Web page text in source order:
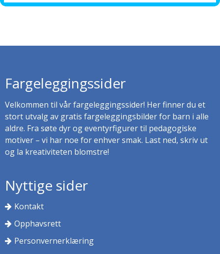
Fargeleggingssider
Velkommen til vår fargeleggingssider! Her finner du et
stort utvalg av gratis fargeleggingsbilder for barn i alle
aldre. Fra søte dyr og eventyrfigurer til pedagogiske
motiver – vi har noe for enhver smak. Last ned, skriv ut
og la kreativiteten blomstre!
Nyttige sider
Kontakt
Opphavsrett
Personvernerklæring